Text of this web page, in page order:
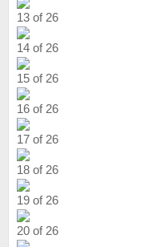
13 of 26
14 of 26
15 of 26
16 of 26
17 of 26
18 of 26
19 of 26
20 of 26